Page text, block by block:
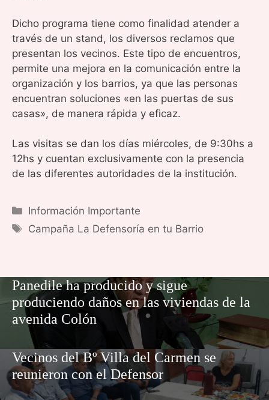
Dicho programa tiene como finalidad atender a
través de un stand, los diversos reclamos que
presentan los vecinos. Este tipo de encuentros,
permite una mejora en la comunicación entre la
organización y los barrios, ya que las personas
encuentran soluciones «en las puertas de sus
casas», de manera rápida y eficaz.
Las visitas se dan los días miércoles, de 9:30hs a
12hs y cuentan exclusivamente con la presencia
de las diferentes autoridades de la institución.
Categorías
Información Importante
Etiquetas
Campaña La Defensoría en tu Barrio
Panedile ha producido y sigue
produciendo daños en las viviendas de la
avenida Colón
Vecinos del Bº Villa del Carmen se
reunieron con el Defensor